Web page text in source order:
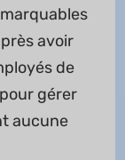
avoir
de
gérer
aucune